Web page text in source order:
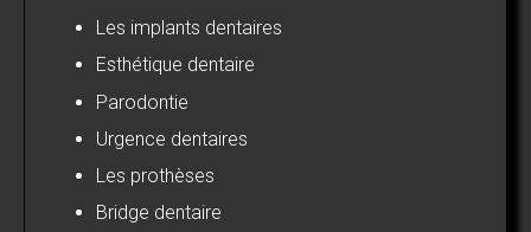
Les implants dentaires
Esthétique dentaire
Parodontie
Urgence dentaires
Les prothèses
Bridge dentaire